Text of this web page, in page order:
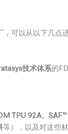
可以从以下几点
技术体系的
TPU 92A、
等），以及对这些